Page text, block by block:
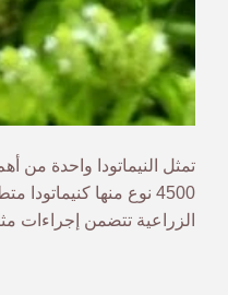
تمثل النيماتودا واحدة من
الزراعية تتضمن إجراءات